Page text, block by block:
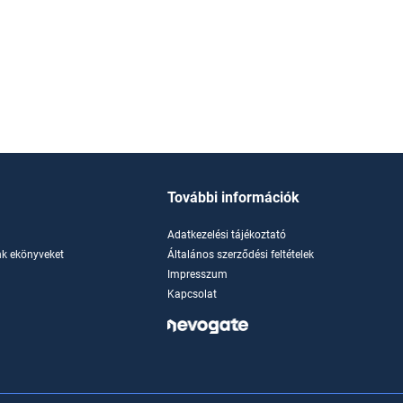
ekönyveket
További információk
Adatkezelési tájékoztató
Általános szerződési feltételek
Impresszum
Kapcsolat